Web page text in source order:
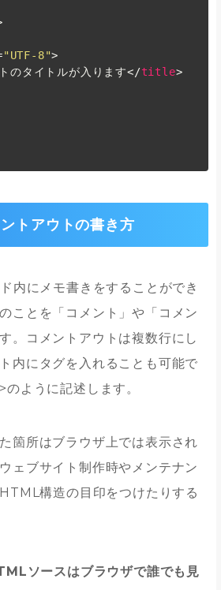
"UTF-8">
のタイトルが入ります</title>
トアウトの書き方
内にメモ書きをすることができ
ことを「コメント」や「コメン
。コメントアウトは複数行にし
内にタグを入れることも可能で
ように記述します。
箇所はブラウザ上では表示され
ェブサイト制作時やメンテナン
構造の目印をつけたりする
ソースはブラウザで誰でも見